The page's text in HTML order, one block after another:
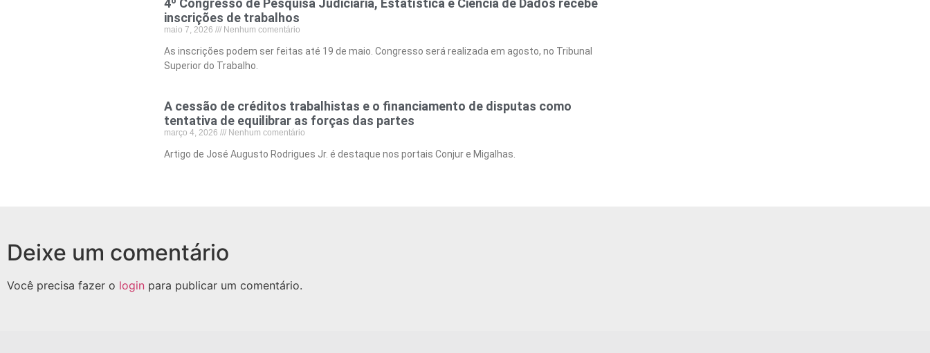
4º Congresso de Pesquisa Judiciária, Estatística e Ciência de Dados recebe
inscrições de trabalhos
maio 7, 2026 Nenhum comentário
As inscrições podem ser feitas até 19 de maio. Congresso será realizada em agosto, no Tribunal
Superior do Trabalho.
A cessão de créditos trabalhistas e o financiamento de disputas como
tentativa de equilibrar as forças das partes
março 4, 2026 Nenhum comentário
Artigo de José Augusto Rodrigues Jr. é destaque nos portais Conjur e Migalhas.
Deixe um comentário
Você precisa fazer o login para publicar um comentário.